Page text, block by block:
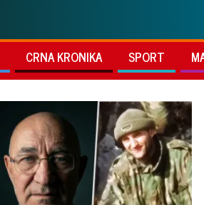
CRNA KRONIKA SPORT